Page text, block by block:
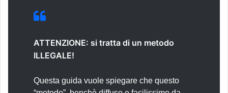
ATTENZIONE: si tratta di un metodo
ILLEGALE!
Questa guida vuole spiegare che questo